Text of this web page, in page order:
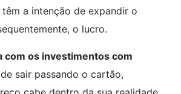
a intenção de expandir o
o lucro.
com os investimentos com
sair passando o cartão,